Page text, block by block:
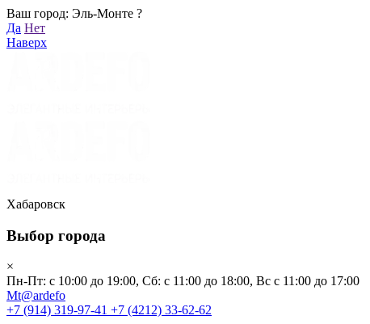
Ваш город: Эль-Монте ?
Да Нет
Наверх
Хабаровск
Выбор города
×
Пн-Пт: с 10:00 до 19:00, Сб: с 11:00 до 18:00, Вс с 11:00 до 17:00
Mt@ardefo
+7 (914) 319-97-41 +7 (4212) 33-62-62
Бренды
Клиентам
О компании
Хабаровск
Пн-Пт: с 10:00 до 19:00, Сб: с 11:00 до 18:00, Вс с 11:00 до 17:00
Mt@ardefo